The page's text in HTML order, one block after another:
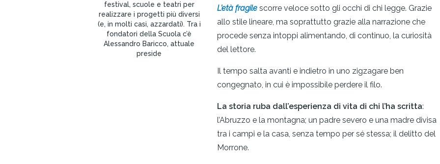
festival, scuole e teatri per
realizzare i progetti più diversi
(e, in molti casi, azzardati). Tra i
fondatori della Scuola c’è
Alessandro Baricco, attuale
preside
L’età fragile scorre veloce sotto gli occhi di chi legge. Grazie
allo stile lineare, ma soprattutto grazie alla narrazione che
procede senza intoppi alimentando, di continuo, la curiosità
del lettore.
Il tempo salta avanti e indietro in uno zigzagare ben
congegnato, in cui è impossibile perdere il filo.
La storia ruba dall’esperienza di vita di chi l’ha scritta:
l’Abruzzo e la montagna; un padre severo e una madre divisa
tra i campi e la casa, senza tempo per sé stessa; il delitto del
Morrone.